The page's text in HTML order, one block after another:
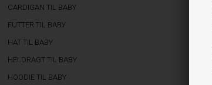
CARDIGAN TIL BABY
FUTTER TIL BABY
HAT TIL BABY
HELDRAGT TIL BABY
HOODIE TIL BABY